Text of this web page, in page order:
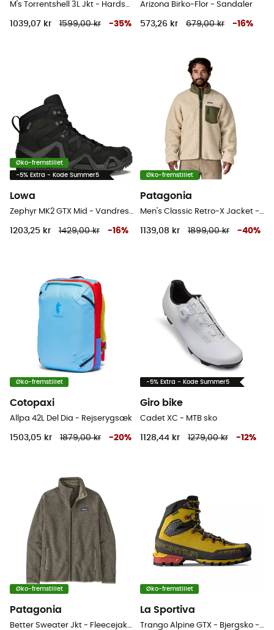
M's Torrentshell 3L Jkt - Hardshell jakke - Herrer
1039,07 kr 1599,00 kr -35%
Arizona Birko-Flor - Sandaler
573,26 kr 679,00 kr -16%
Øko-fremstillet
-5% Extra - Kode Summer5
Lowa
1203,25 kr 1429,00 kr -16%
Øko-fremstillet
Patagonia
1139,08 kr 1899,00 kr -40%
Øko-fremstillet
Cotopaxi
Allpa 42L Del Dia - Rejserygsæk
1503,05 kr 1879,00 kr -20%
-5% Extra - Kode Summer5
Giro bike
Cadet XC - MTB sko
1128,44 kr 1279,00 kr -12%
Øko-fremstillet
Patagonia
Øko-fremstillet
La Sportiva